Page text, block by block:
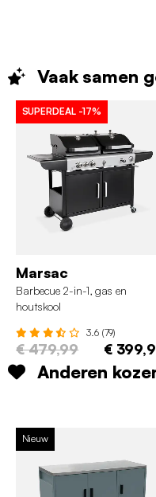
Vaak samen
SUPERDEAL -17%
Marsac
Barbecue 2-in-1, gas en
houtskool
3.6 (79)
€ 479,99 €
Anderen
Nieuw